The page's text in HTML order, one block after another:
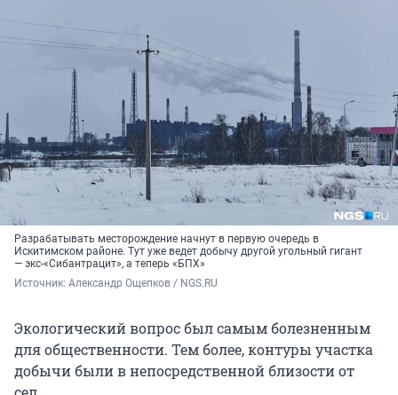
Разрабатывать месторождение начнут в первую очередь в
Искитимском районе. Тут уже ведет добычу другой угольный гигант
— экс-«Сибантрацит», а теперь «БПХ»
Источник: Александр Ощепков / NGS.RU
Экологический вопрос был самым болезненным
для общественности. Тем более, контуры участка
добычи были в непосредственной близости от